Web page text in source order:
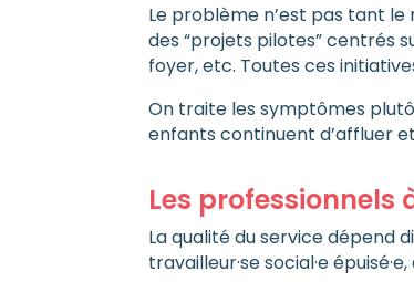
Le problème n’est pas tant
des “projets pilotes” centrés
foyer, etc. Toutes ces
On traite les symptômes
enfants continuent d’affluer
Les professionnels
La qualité du service dépend
travailleur·se social·e